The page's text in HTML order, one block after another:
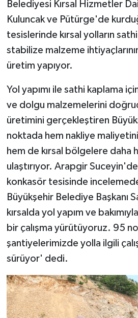
Belediyesi Kırsal Hizmetler
Kuluncak ve Pütürge'de
tesislerinde kırsal yolların
stabilize malzeme
üretim yapıyor.
Yol yapımı ile sathi kaplama
ve dolgu malzemelerini
üretimini gerçekleştiren
noktada hem nakliye
hem de kırsal bölgelere daha
ulaştırıyor. Arapgir
konkasör tesisinde
Büyükşehir Belediye Başkanı
kırsalda yol yapım ve
bir çalışma yürütüyoruz. 95
şantiyelerimizde yolla ilgili
sürüyor' dedi.